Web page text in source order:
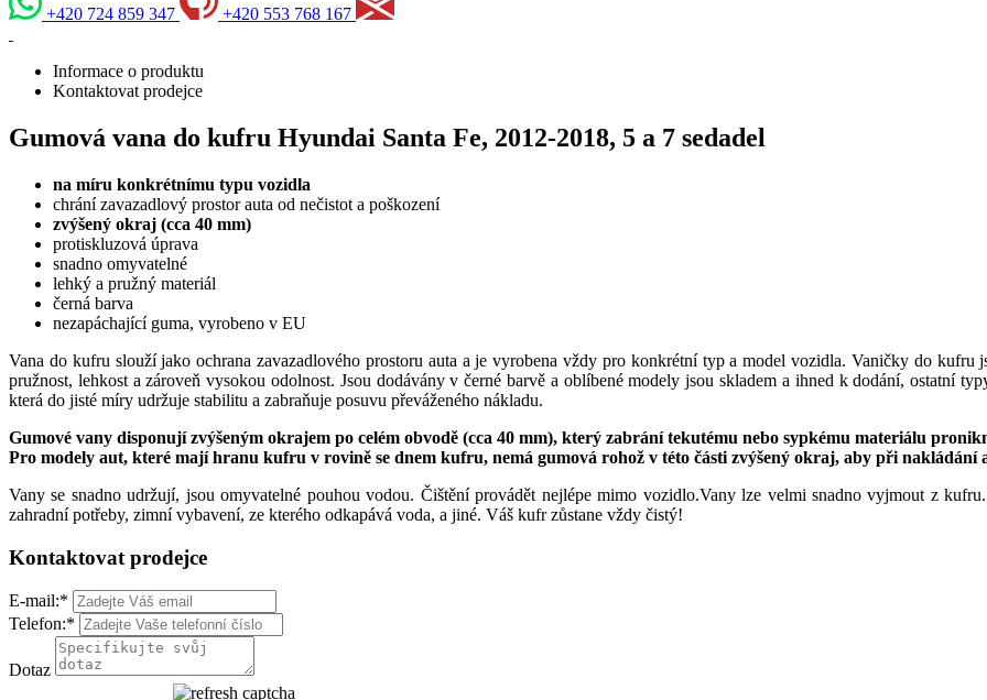
+420 724 859 347 +420 553 768 167
Informace o produktu
Kontaktovat prodejce
Gumová vana do kufru Hyundai Santa Fe, 2012-2018, 5 a 7 sedadel
na míru konkrétnímu typu vozidla
chrání zavazadlový prostor auta od nečistot a poškození
zvýšený okraj (cca 40 mm)
protiskluzová úprava
snadno omyvatelné
lehký a pružný materiál
černá barva
nezapáchající guma, vyrobeno v EU
Vana do kufru slouží jako ochrana zavazadlového prostoru auta a je vyrobena vždy pro konkrétní typ a model vozidla. Vaničky do
pružnost, lehkost a zároveň vysokou odolnost. Jsou dodávány v černé barvě a oblíbené modely jsou skladem a ihned k dodání, ostatní
která do jisté míry udržuje stabilitu a zabraňuje posuvu převáženého nákladu.
Gumové vany disponují zvýšeným okrajem po celém obvodě (cca 40 mm), který zabrání tekutému nebo sypkému materiálu
Pro modely aut, které mají hranu kufru v rovině se dnem kufru, nemá gumová rohož v této části zvýšený okraj, aby při nakládání
Vany se snadno udržují, jsou omyvatelné pouhou vodou. Čištění provádět nejlépe mimo vozidlo.Vany lze velmi snadno vyjmout z
zahradní potřeby, zimní vybavení, ze kterého odkapává voda, a jiné. Váš kufr zůstane vždy čistý!
Kontaktovat prodejce
E-mail:*
Telefon:*
Dotaz